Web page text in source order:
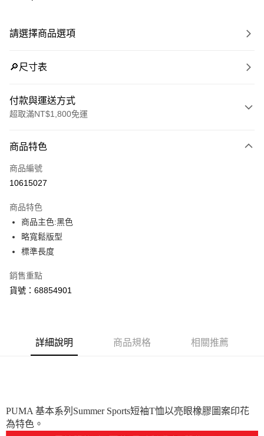
請選擇商品選項
🔎尺寸表
付款與運送方式
超取滿NT$1,800免運
信用卡一次付款
LINE Pay
街口支付
悠遊付
貨到付款
每筆NT$100，滿NT$1,800(含以上)免運費
宅配(離島恕不配送)
每筆NT$150，滿NT$1,800(含以上)免運費
商品特色
商品編號
10615027
商品特色
商品主色:黑色
略寬鬆版型
標準長度
銷售重點
貨號：68854901
詳細說明 商品規格 相關推薦
PUMA 基本系列Summer Sports短袖T恤以亮眼橡膠圖案印花
為特色。